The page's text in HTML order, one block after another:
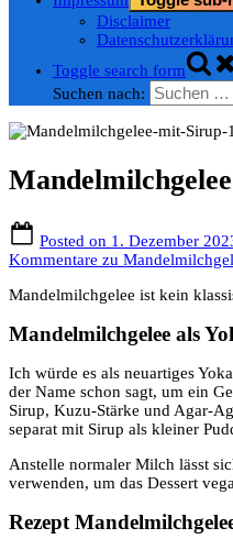
Disclaimer
Toggle search form
Suchen nach:
Mandelmilchgelee
Posted on 1. Dezember
Kommentare zu
Mandelmilchgelee ist kein
Mandelmilchgelee als
Ich würde es als neuartiges
der Name schon sagt, um ein
Sirup, Kuzu-Stärke und Agar-
separat mit Sirup als kleiner
Anstelle normaler Milch lässt
verwenden, um das Dessert
Rezept